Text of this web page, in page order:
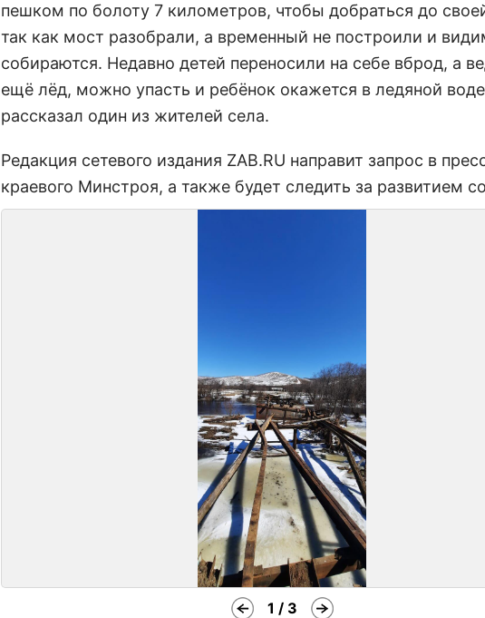
пешком по болоту 7 километров, чтобы добраться до
так как мост разобрали, а временный не построили и
собираются. Недавно детей переносили на себе вброд, а
ещё лёд, можно упасть и ребёнок окажется в ледяной
рассказал один из жителей села.
Редакция сетевого издания ZAB.RU направит запрос в
краевого Минстроя, а также будет следить за развитием
1 / 3